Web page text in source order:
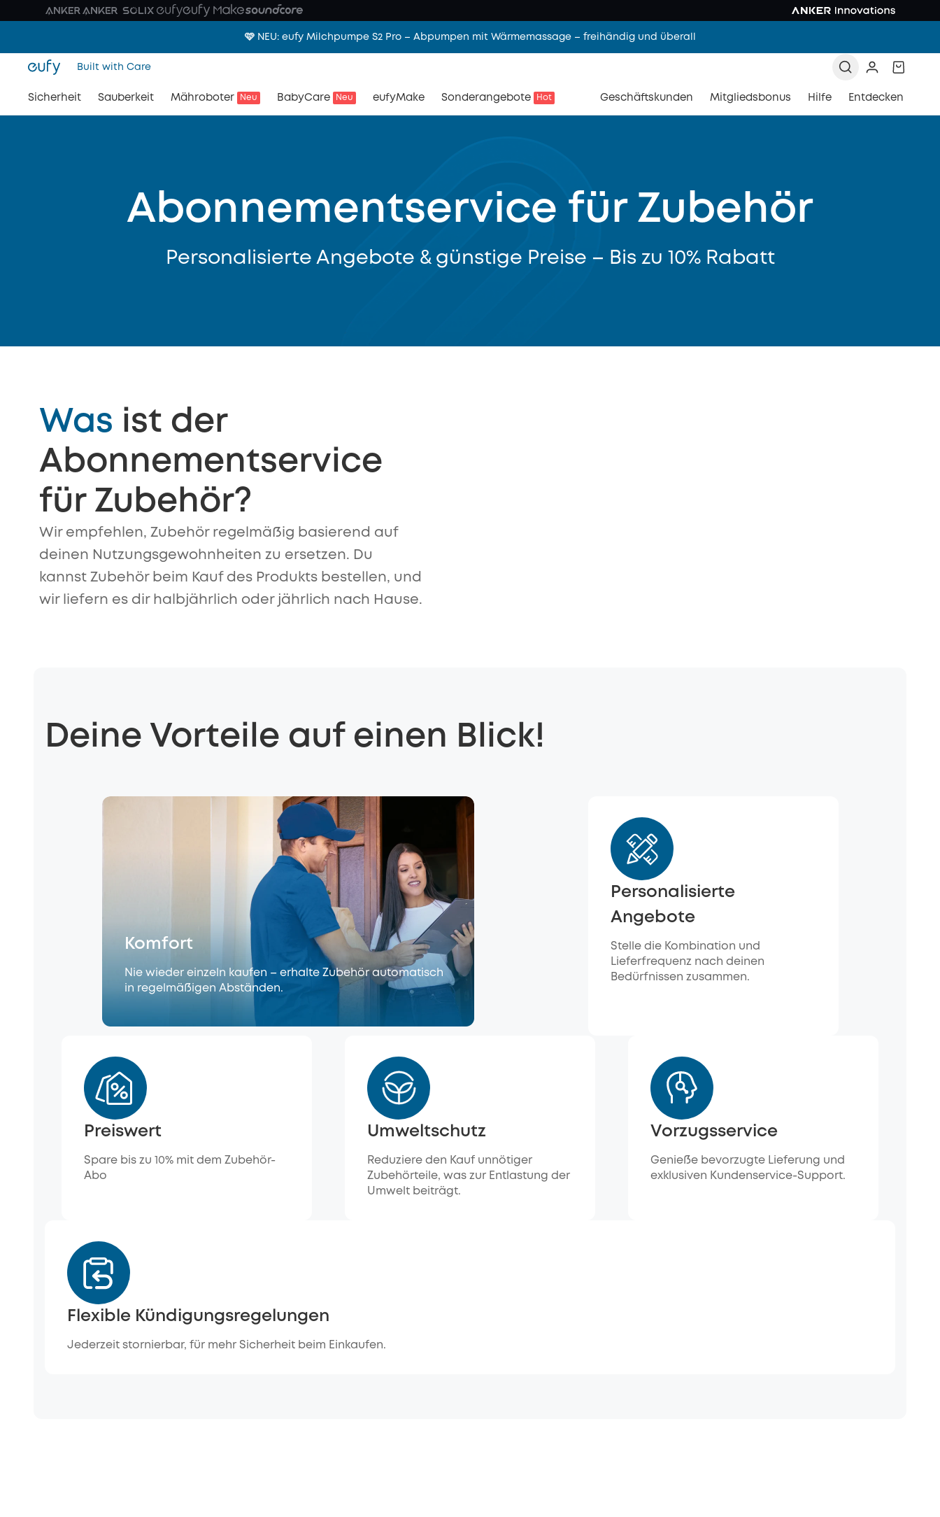
🩷 NEU: eufy Milchpumpe S2 Pro – Abpumpen mit Wärmemassage – freihändig und überall
Built with Care
Sicherheit Sauberkeit Mähroboter Neu BabyCare Neu eufyMake Sonderangebote Hot Geschäftskunden Mitgliedsbonus Hilfe Entdecken
Abonnementservice für Zubehör
Personalisierte Angebote & günstige Preise – Bis zu 10% Rabatt
Was ist der
Abonnementservice
für Zubehör?
Wir empfehlen, Zubehör regelmäßig basierend auf
deinen Nutzungsgewohnheiten zu ersetzen. Du
kannst Zubehör beim Kauf des Produkts bestellen, und
wir liefern es dir halbjährlich oder jährlich nach Hause.
Deine Vorteile auf einen Blick!
Komfort
Nie wieder einzeln kaufen – erhalte Zubehör automatisch
in regelmäßigen Abständen.
Personalisierte
Angebote
Stelle die Kombination und
Lieferfrequenz nach deinen
Bedürfnissen zusammen.
Preiswert
Spare bis zu 10% mit dem Zubehör-
Abo
Umweltschutz
Reduziere den Kauf unnötiger
Zubehörteile, was zur Entlastung der
Umwelt beiträgt.
Vorzugsservice
Genieße bevorzugte Lieferung und
exklusiven Kundenservice-Support.
Flexible Kündigungsregelungen
Jederzeit stornierbar, für mehr Sicherheit beim Einkaufen.